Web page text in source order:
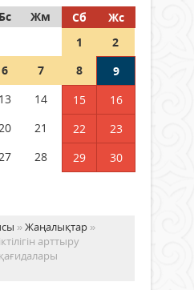
152
дауыс бере
Бс Жм Сб
Жс
1
2
6 7 8
9
13 14 15
16
20 21 22
23
27 28 29
30
»Жаңалықтар »
арттыру